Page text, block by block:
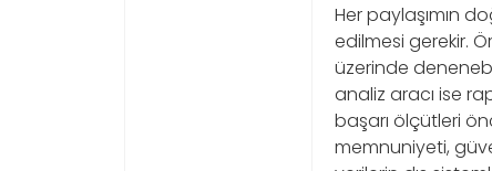
Her paylaşımın
edilmesi gerekir.
üzerinde
analiz aracı ise
başarı ölçütleri
memnuniyeti,